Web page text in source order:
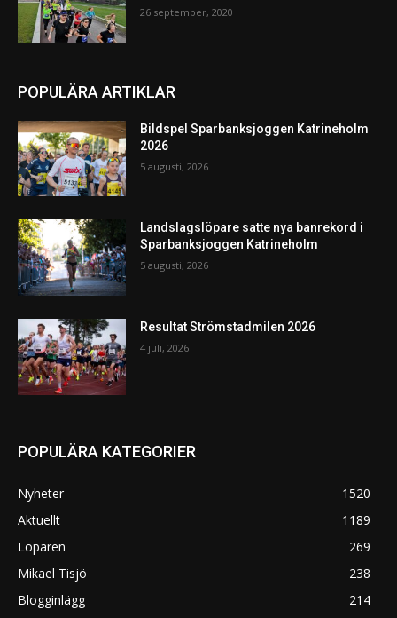
26 september, 2020
POPULÄRA ARTIKLAR
Bildspel Sparbanksjoggen Katrineholm
2026
5 augusti, 2026
Landslagslöpare satte nya banrekord i
Sparbanksjoggen Katrineholm
5 augusti, 2026
Resultat Strömstadmilen 2026
4 juli, 2026
POPULÄRA KATEGORIER
Nyheter
1520
Aktuellt
1189
Löparen
269
Mikael Tisjö
238
Blogginlägg
214